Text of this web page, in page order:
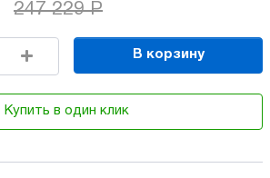
247 229 Р
В корзину
Купить в один клик